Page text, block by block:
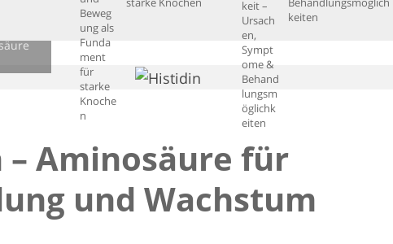
keiten
Aminosäure für
und Wachstum